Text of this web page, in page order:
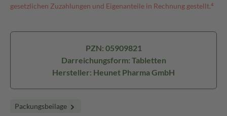
gesetzlichen Zuzahlungen und Eigenanteile in Rechnung gestellt.⁴
PZN: 05909821
Darreichungsform: Tabletten
Hersteller: Heunet Pharma GmbH
Packungsbeilage